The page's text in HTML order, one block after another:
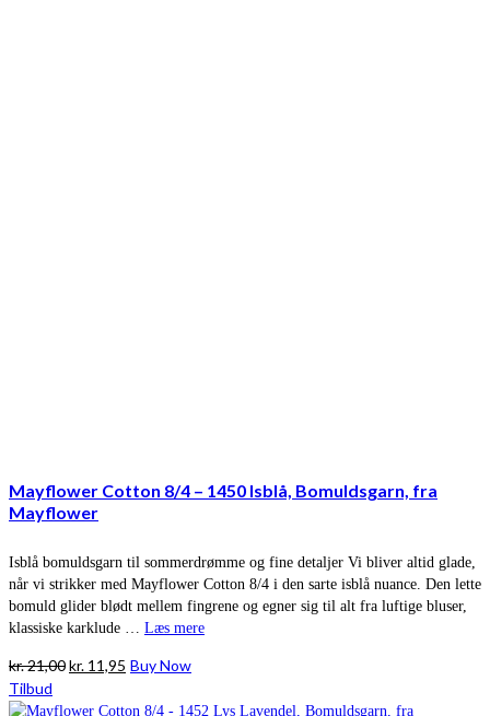
Mayflower Cotton 8/4 – 1450 Isblå, Bomuldsgarn, fra
Mayflower
Isblå bomuldsgarn til sommerdrømme og fine detaljer Vi bliver altid glade,
når vi strikker med Mayflower Cotton 8/4 i den sarte isblå nuance. Den lette
bomuld glider blødt mellem fingrene og egner sig til alt fra luftige bluser,
klassiske karklude … Læs mere
kr.21,00Den
pris
kr. 11,95 Den
pris
Buy Now
Tilbud